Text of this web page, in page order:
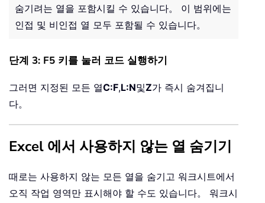
숨기려는 열을 포함시킬 수 있습니다。 이 범위에는
인접 및 비인접 열 모두 포함될 수 있습니다。
단계 3: F5 키를 눌러 코드 실행하기
그러면 지정된 모든 열C:F,L:N및Z가 즉시 숨겨집니
다。
Excel 에서 사용하지 않는 열 숨기기
때로는 사용하지 않는 모든 열을 숨기고 워크시트에서
오직 작업 영역만 표시해야 할 수도 있습니다。 워크시